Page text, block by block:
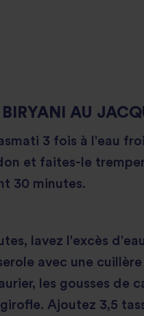
AU
3 fois à l'eau
et faites-le
30 minutes.
lavez l'excès
avec une
les gousses de
Ajoutez 3,5